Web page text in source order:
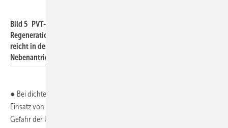
Bild 5 PVT-Kollektoren eignen sich besonders gut für die
Regeneration von Erdwärmesondenfeldern. Der erzeugte Strom
reicht in der Regel aus, Wärmepumpe sowie Pumpen- und
Nebenantriebe mit Strom zu versorgen.
● Bei dichter werdender Bebauung und Erdwärmenutzung muss der
Einsatz von EWS sehr sorgfältig geplant werden, sonst besteht die
Gefahr der Unterkühlung des Erdreichs.